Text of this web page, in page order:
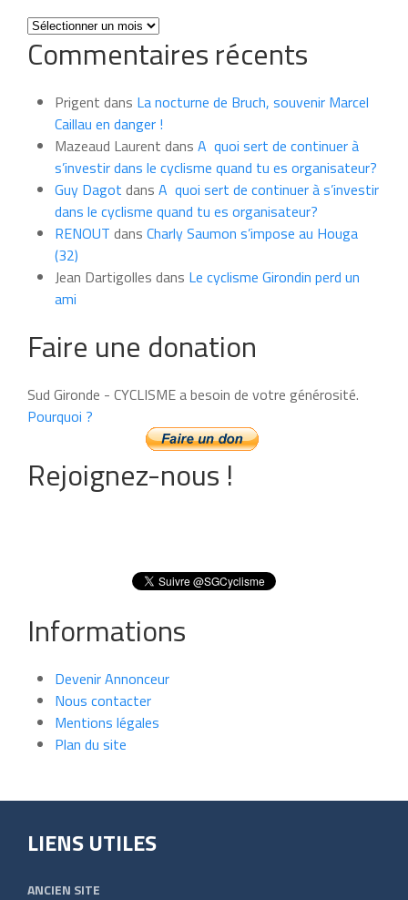
Toutes
les
news
mois
Commentaires récents
Prigent dans La nocturne de Bruch, souvenir Marcel
Caillau en danger !
Mazeaud Laurent dans A quoi sert de continuer à
s’investir dans le cyclisme quand tu es organisateur?
Guy Dagot dans A quoi sert de continuer à s’investir
dans le cyclisme quand tu es organisateur?
RENOUT dans Charly Saumon s’impose au Houga
(32)
Jean Dartigolles dans Le cyclisme Girondin perd un
ami
Faire une donation
Sud Gironde - CYCLISME a besoin de votre générosité.
Pourquoi ?
Rejoignez-nous !
Informations
Devenir Annonceur
Nous contacter
Mentions légales
Plan du site
LIENS UTILES
ANCIEN SITE